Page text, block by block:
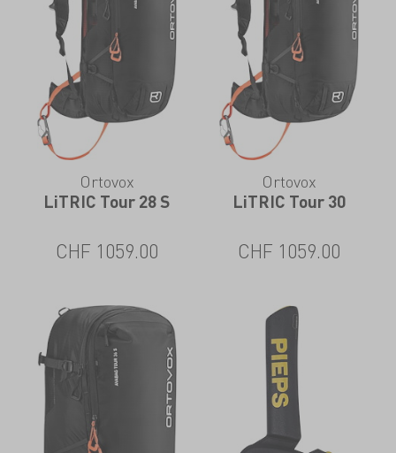
Ortovox
LiTRIC Tour 28 S
CHF 1059.00
Ortovox
LiTRIC Tour 30
CHF 1059.00